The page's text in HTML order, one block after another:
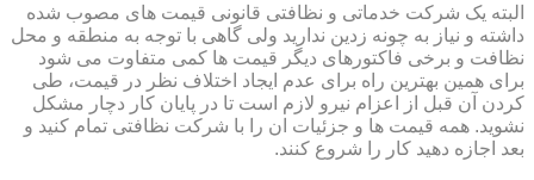
البته یک شرکت خدماتی و نظافتی قانونی قیمت های مصوب شده
داشته و نیاز به چونه زدین ندارید ولی گاهی با توجه به منطقه و محل
نظافت و برخی فاکتورهای دیگر قیمت ها کمی متفاوت می شود
برای همین بهترین راه برای عدم ایجاد اختلاف نظر در قیمت، طی
کردن آن قبل از اعزام نیرو لازم است تا در پایان کار دچار مشکل
نشوید. همه قیمت ها و جزئیات ان را با شرکت نظافتی تمام کنید و
بعد اجازه دهید کار را شروع کنند.